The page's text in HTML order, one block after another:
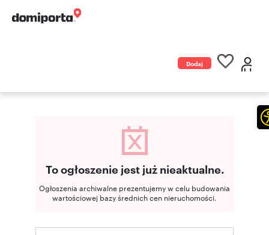
Dodaj
To ogłoszenie jest już nieaktualne.
Ogłoszenia archiwalne prezentujemy w celu budowania
wartościowej bazy średnich cen nieruchomości.